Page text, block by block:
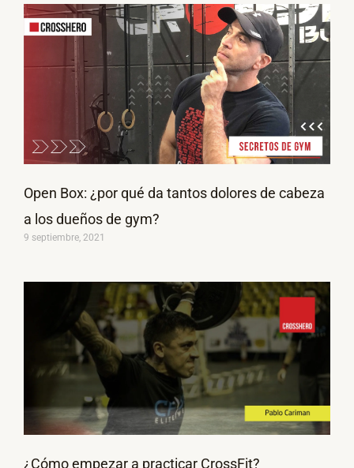
Open Box: ¿por qué da tantos dolores de cabeza
a los dueños de gym?
9 septiembre, 2021
¿Cómo empezar a practicar CrossFit?